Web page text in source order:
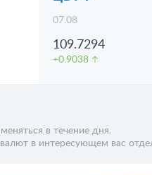
07.08
109.7294
+0.9038
в течение дня.
валют в интересующем вас